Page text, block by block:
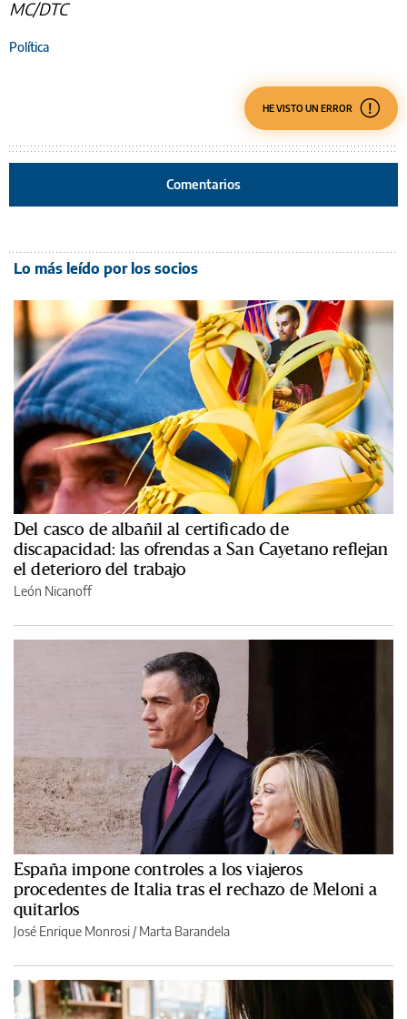
MC/DTC
Política
HE VISTO UN ERROR
Comentarios
Lo más leído por los socios
Del casco de albañil al certificado de
discapacidad: las ofrendas a San Cayetano reflejan
el deterioro del trabajo
León Nicanoff
España impone controles a los viajeros
procedentes de Italia tras el rechazo de Meloni a
quitarlos
José Enrique Monrosi / Marta Barandela